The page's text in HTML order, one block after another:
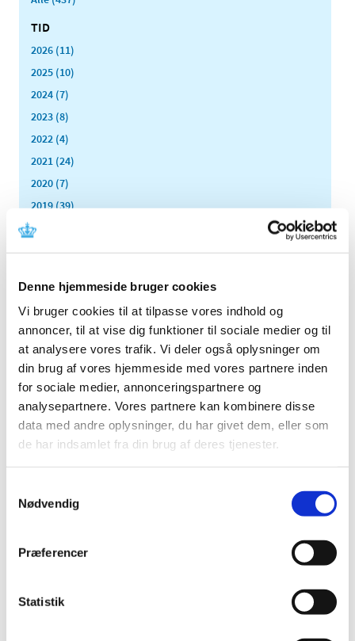
Denne hjemmeside bruger cookies
Vi bruger cookies til at tilpasse vores indhold og
annoncer, til at vise dig funktioner til sociale medier og til
at analysere vores trafik. Vi deler også oplysninger om
din brug af vores hjemmeside med vores partnere inden
for sociale medier, annonceringspartnere og
analysepartnere. Vores partnere kan kombinere disse
data med andre oplysninger, du har givet dem, eller som
de har indsamlet fra din brug af deres tjenester.
Nødvendig
Præferencer
Statistik
TID
2026 (11)
2025 (10)
2024 (7)
2023 (8)
2022 (4)
2021 (24)
2020 (7)
2019 (39)
2018 (40)
2017 (31)
november (6)
oktober (3)
september (1)
august (2)
juli (1)
juni (2)
maj (3)
2016 (42)
2011 (13)